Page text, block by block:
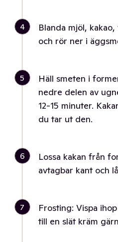
4
Blanda mjöl,
och rör ner i
5
Häll smeten i
nedre delen av
12-15 minuter.
du tar ut den.
6
Lossa kakan från
avtagbar kant och
7
Frosting: Vispa
till en slät kräm